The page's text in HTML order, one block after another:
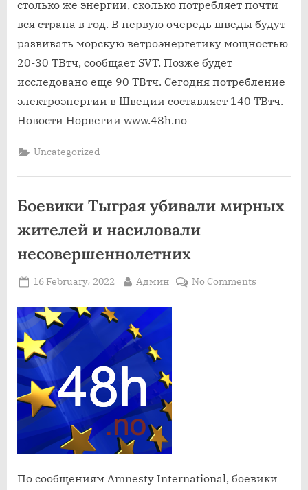
столько же энергии, сколько потребляет почти
вся страна в год. В первую очередь шведы будут
развивать морскую ветроэнергетику мощностью
20-30 ТВтч, сообщает SVT. Позже будет
исследовано еще 90 ТВтч. Сегодня потребление
электроэнергии в Швеции составляет 140 ТВтч.
Новости Норвегии www.48h.no
Uncategorized
Боевики Тыграя убивали мирных
жителей и насиловали
несовершеннолетних
Posted
16 February، 2022 By
Админ No Commentson
По сообщениям Amnesty International, боевики